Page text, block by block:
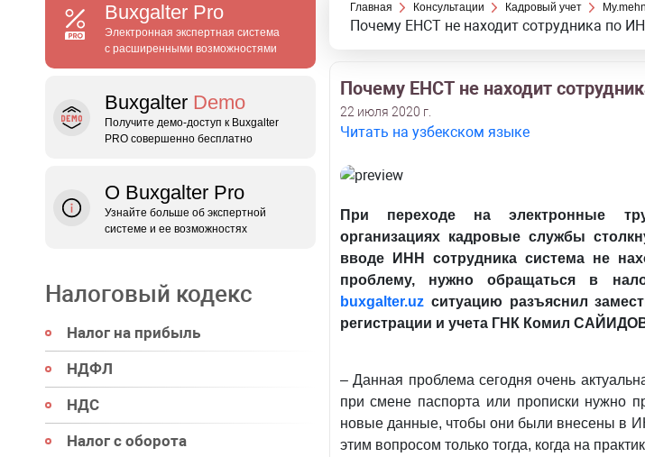
Buxgalter Pro
Электронная экспертная система
с расширенными возможностями
Buxgalter Demo
Получите демо‑доступ к Buxgalter
PRO совершенно бесплатно
О Buxgalter Pro
Узнайте больше об экспертной
системе и ее возможностях
Налоговый кодекс
Налог на прибыль
НДФЛ
НДС
Налог с оборота
Главная Консультации Кадровый учет
Почему ЕНСТ не находит сотрудника по
Почему ЕНСТ не находит
22 июля 2020 г.
Читать на узбекском языке
При переходе на электронные
организациях кадровые службы
вводе ИНН сотрудника система не
проблему, нужно обращаться в
buxgalter.uz ситуацию разъяснил
регистрации и учета ГНК Комил
– Данная проблема сегодня очень
при смене паспорта или прописки нужно
новые данные, чтобы они были внесены в
этим вопросом только тогда, когда на